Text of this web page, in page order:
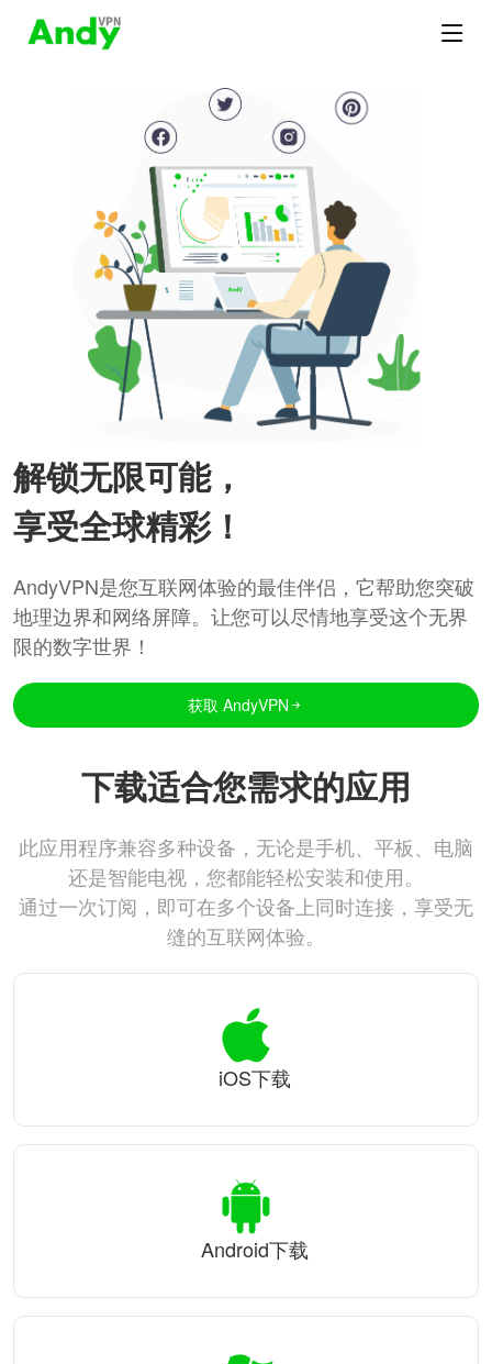
解锁无限可能，
享受全球精彩！
AndyVPN是您互联网体验的最佳伴侣，它帮助您突破
地理边界和网络屏障。让您可以尽情地享受这个无界
限的数字世界！
获取 AndyVPN
下载适合您需求的应用
此应用程序兼容多种设备，无论是手机、平板、电脑
还是智能电视，您都能轻松安装和使用。
通过一次订阅，即可在多个设备上同时连接，享受无
缝的互联网体验。
iOS下载
Android下载